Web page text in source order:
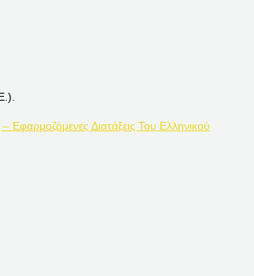
Εφαρμοζόμενες Διατάξεις Του Ελληνικού